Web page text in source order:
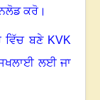
ਕਰੋ।
ਵਿੱਚ ਬਣੇ KVK
ਲਈ ਜਾ